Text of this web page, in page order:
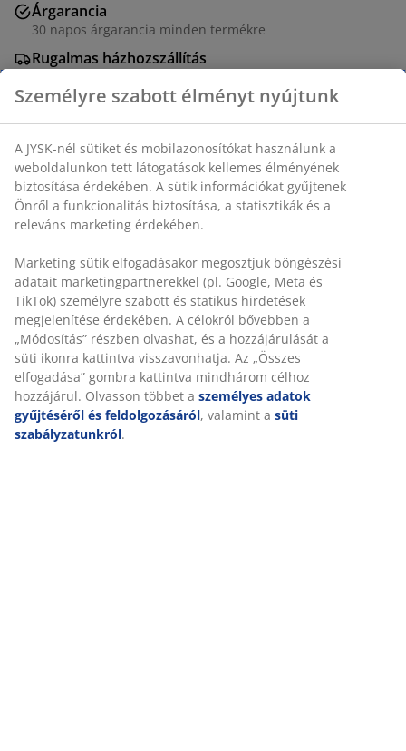
Árgarancia
30 napos árgarancia minden termékre
Rugalmas házhozszállítás
100% poliészter. 33x42 cm
SKU: 1766041
Részletes Adatok
Értékelések
(6)
Személyre szabott élményt nyújtunk
A JYSK-nél sütiket és mobilazonosítókat használunk a
weboldalunkon tett látogatások kellemes élményének
biztosítása érdekében. A sütik információkat gyűjtenek
Önről a funkcionalitás biztosítása, a statisztikák és a
releváns marketing érdekében.
Marketing sütik elfogadásakor megosztjuk böngészési
adatait marketingpartnerekkel (pl. Google, Meta és
TikTok) személyre szabott és statikus hirdetések
megjelenítése érdekében. A célokról bővebben a
„Módosítás” részben olvashat, és a hozzájárulását a
süti ikonra kattintva visszavonhatja. Az „Összes
elfogadása” gombra kattintva mindhárom célhoz
hozzájárul. Olvasson többet a személyes adatok
gyűjtéséről és feldolgozásáról, valamint a süti
szabályzatunkról.